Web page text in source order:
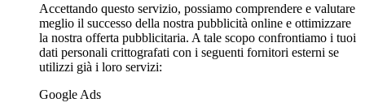
Accettando questo servizio, possiamo comprendere e valutare
meglio il successo della nostra pubblicità online e ottimizzare
la nostra offerta pubblicitaria. A tale scopo confrontiamo i tuoi
dati personali crittografati con i seguenti fornitori esterni se
utilizzi già i loro servizi:
Google Ads